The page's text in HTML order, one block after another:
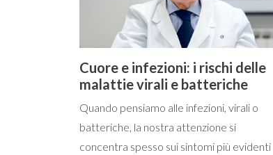
Cuore e infezioni: i rischi delle
malattie virali e batteriche
Quando pensiamo alle infezioni, virali o
batteriche, la nostra attenzione si
concentra spesso sui sintomi più evidenti